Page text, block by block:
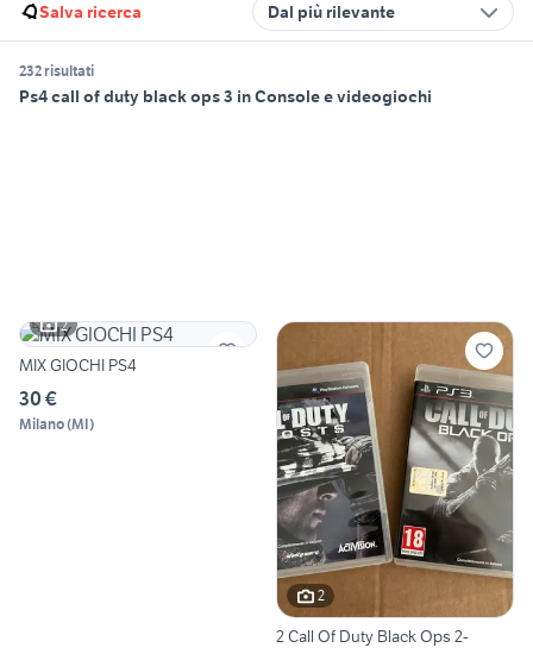
Salva ricerca Dal più rilevante
232 risultati
Ps4 call of duty black ops 3 in Console e videogiochi
2
MIX GIOCHI PS4
30 €
Milano(MI)
2
2 Call Of Duty Black Ops 2-